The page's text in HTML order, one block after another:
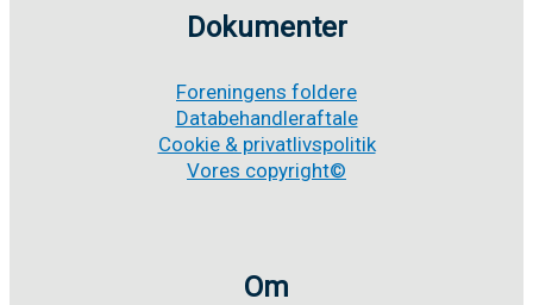
Dokumenter
Foreningens foldere
Databehandleraftale
Cookie & privatlivspolitik
Vores copyright©
Om